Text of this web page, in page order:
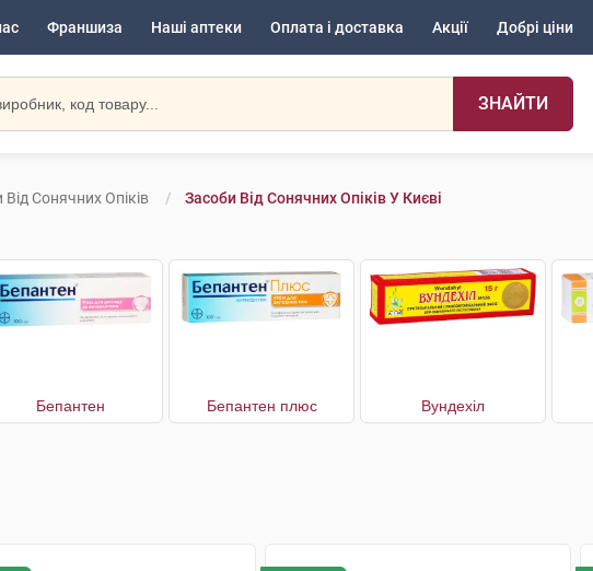
Франшиза Наші аптеки Оплата і доставка Акції Добрі ціни
ЗНАЙТИ
Від Сонячних Опіків Засоби Від Сонячних Опіків У Києві
Бепантен Бепантен плюс Вундехіл